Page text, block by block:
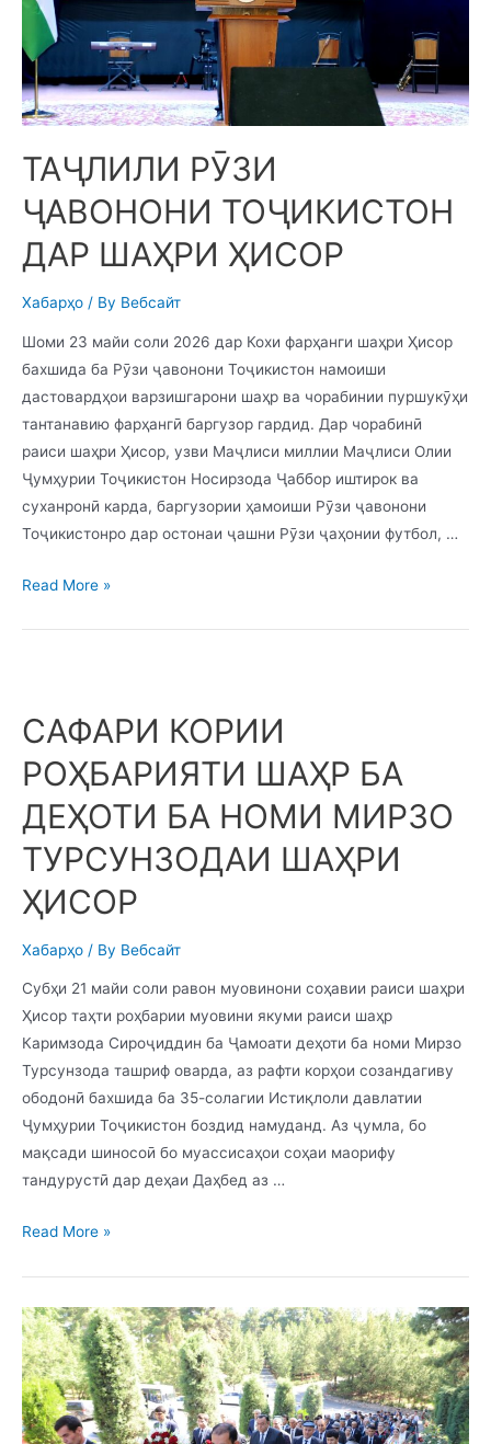
ТАҶЛИЛИ РӮЗИ
ҶАВОНОНИ ТОҶИКИСТОН
ДАР ШАҲРИ ҲИСОР
Хабарҳо / By Вебсайт
Шоми 23 майи соли 2026 дар Кохи фарҳанги шаҳри Ҳисор
бахшида ба Рӯзи ҷавонони Тоҷикистон намоиши
дастовардҳои варзишгарони шаҳр ва чорабинии пуршукӯҳи
тантанавию фарҳангӣ баргузор гардид. Дар чорабинӣ
раиси шаҳри Ҳисор, узви Маҷлиси миллии Маҷлиси Олии
Ҷумҳурии Тоҷикистон Носирзода Ҷаббор иштирок ва
суханронӣ карда, баргузории ҳамоиши Рӯзи ҷавонони
Тоҷикистонро дар остонаи ҷашни Рӯзи ҷаҳонии футбол, …
Read More »
САФАРИ КОРИИ
РОҲБАРИЯТИ ШАҲР БА
ДЕҲОТИ БА НОМИ МИРЗО
ТУРСУНЗОДАИ ШАҲРИ
ҲИСОР
Хабарҳо / By Вебсайт
Субҳи 21 майи соли равон муовинони соҳавии раиси шаҳри
Ҳисор таҳти роҳбарии муовини якуми раиси шаҳр
Каримзода Сироҷиддин ба Ҷамоати деҳоти ба номи Мирзо
Турсунзода ташриф оварда, аз рафти корҳои созандагиву
ободонӣ бахшида ба 35-солагии Истиқлоли давлатии
Ҷумҳурии Тоҷикистон боздид намуданд. Аз ҷумла, бо
мақсади шиносоӣ бо муассисаҳои соҳаи маорифу
тандурустӣ дар деҳаи Даҳбед аз …
Read More »